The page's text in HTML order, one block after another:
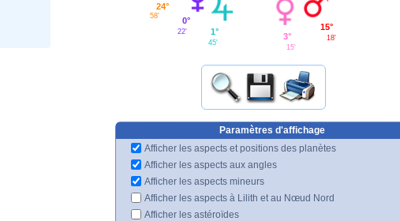
24°
58'
0°
22' 1°
45'
3°
15'
15°
18'
Paramètres d'affichage
Afficher les aspects et positions des planètes
Afficher les aspects aux angles
Afficher les aspects mineurs
Afficher les aspects à Lilith et au Nœud Nord
Afficher les astéroïdes